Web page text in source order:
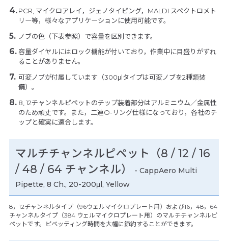
PCR, マイクロアレイ，ジェノタイピング，MALDI スペクトロメト
リー等，様々なアプリケーションに使用可能です。
ノブの色（下表参照）で容量を区別できます。
容量ダイヤルにはロック機能が付いており，作業中に目盛りがずれ
ることがありません。
可変ノブが付属しています（300μlタイプは可変ノブを2種類装
備）。
8, 12チャンネルピペットのチップ装着部分はアルミニウム／金属性
のため頑丈です。また，二連O-リング仕様になっており，各社のチ
ップと確実に適合します。
マルチチャンネルピペット（8 / 12 / 16
/ 48 / 64 チャンネル）
- CappAero Multi
Pipette, 8 Ch., 20-200μl, Yellow
8，12チャンネルタイプ（96ウェルマイクロプレート用）および16，48，64
チャンネルタイプ（384 ウェルマイクロプレート用）のマルチチャンネルピ
ペットです。ピペッティング時間を大幅に節約することができます。